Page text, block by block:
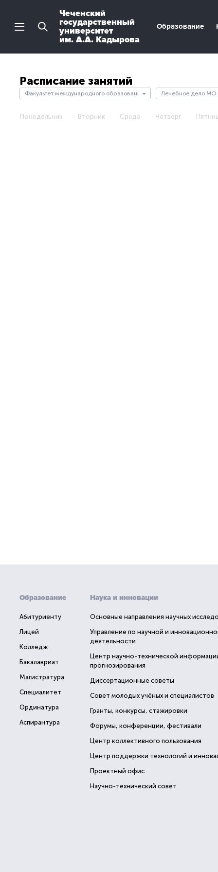
Чеченский
государственный
университет
им. А.А. Кадырова
Образование
Расписание занятий
Понедельник Вторник Среда Четверг
Образование
Абитуриенту
Лицей
Колледж
Бакалавриат
Магистратура
Специалитет
Ординатура
Аспирантура
Наука и инновации
Основные направления научных
Управление по научной и
деятельности
Центр научно-технической
прогнозирования
Диссертационные советы
Совет молодых учёных и специалистов
Гранты, конкурсы, стажировки
Форумы, конференции, фестивали
Центр коллективного пользования
Центр поддержки технологий и
Проектный офис
Научно-технический совет